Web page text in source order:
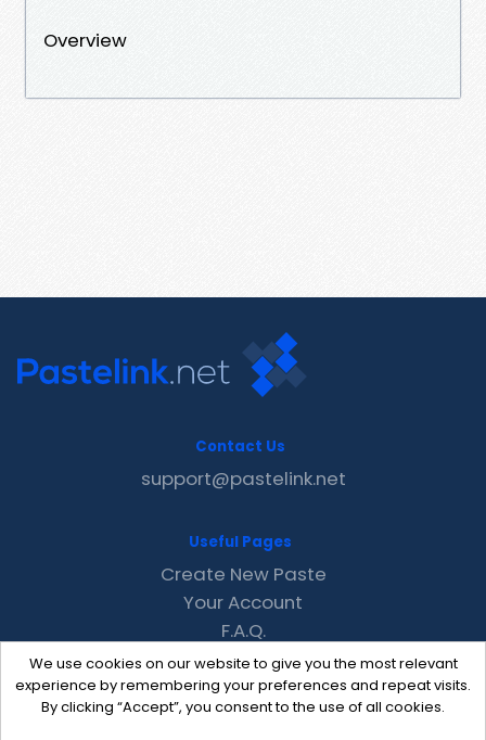
Overview
We use cookies on our website to give you the most relevant
experience by remembering your preferences and repeat visits.
By clicking “Accept”, you consent to the use of all cookies.
Contact Us
support@pastelink.net
Useful Pages
Create New Paste
Your Account
F.A.Q.
Recent
Contact